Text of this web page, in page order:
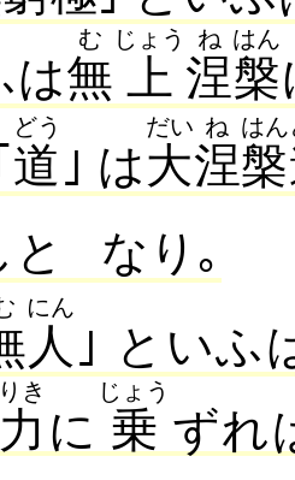
は無
む
上
じょう
涅
ね
槃
はん
道
どう
｣ は大
だい
涅
ね
槃
はん
なり｡
人
にん
｣ といふ
力
りき
に 乗
じょう
ずれ